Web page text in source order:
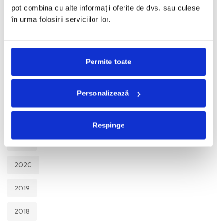
pot combina cu alte informații oferite de dvs. sau culese
în urma folosirii serviciilor lor.
Permite toate
Personalizează
Respinge
2026
2025
2021
2020
2019
2018